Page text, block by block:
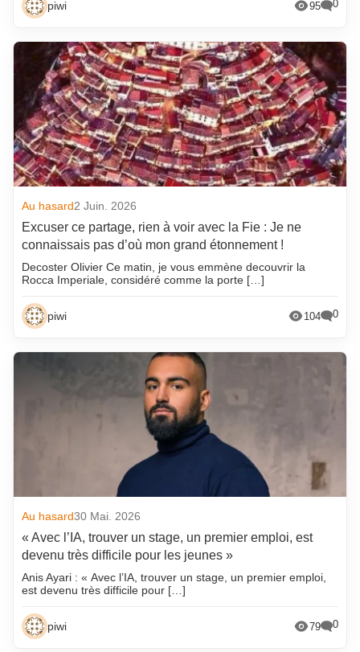
piwi 95 0
Au hasard2 Juin. 2026
Excuser ce partage, rien à voir avec la Fie : Je ne
connaissais pas d’où mon grand étonnement !
Decoster Olivier Ce matin, je vous emmène decouvrir la
Rocca Imperiale, considéré comme la porte […]
piwi 104 0
Au hasard30 Mai. 2026
« Avec l’IA, trouver un stage, un premier emploi, est
devenu très difficile pour les jeunes »
Anis Ayari : « Avec l’IA, trouver un stage, un premier emploi,
est devenu très difficile pour […]
piwi 79 0